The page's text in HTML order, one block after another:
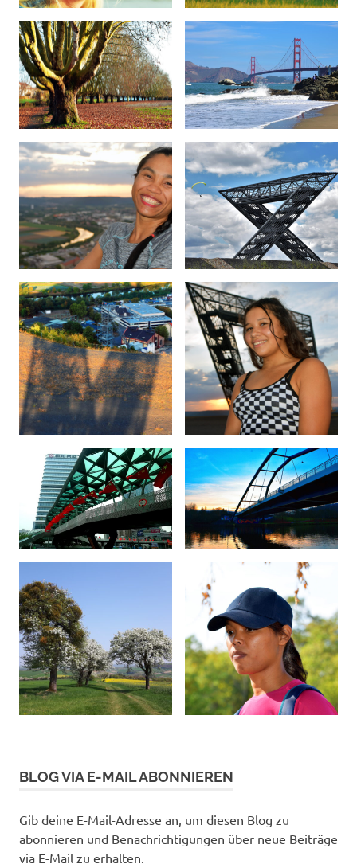
BLOG VIA E-MAIL ABONNIEREN
Gib deine E-Mail-Adresse an, um diesen Blog zu
abonnieren und Benachrichtigungen über neue Beiträge
via E-Mail zu erhalten.